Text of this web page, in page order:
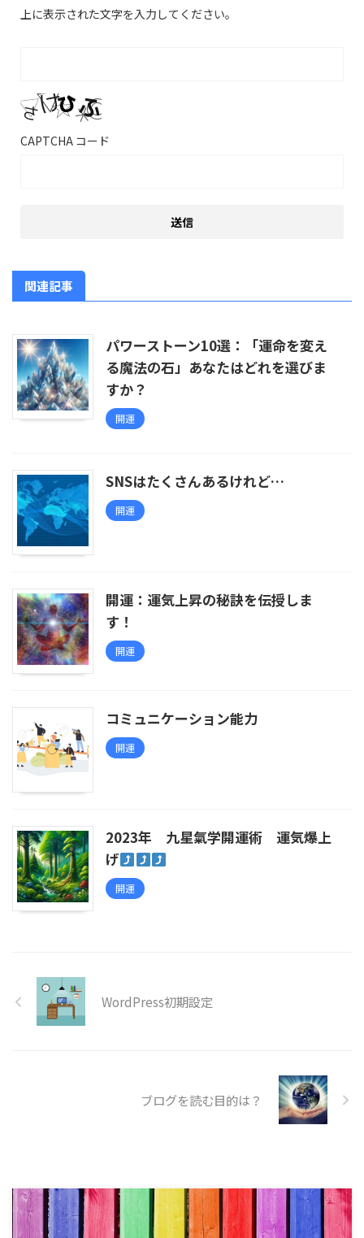
上に表示された文字を入力してください。
CAPTCHA コード
関連記事
パワーストーン10選：「運命を変え
る魔法の石」あなたはどれを選びま
すか？
開運
SNSはたくさんあるけれど…
開運
開運：運気上昇の秘訣を伝授しま
す！
開運
コミュニケーション能力
開運
2023年 九星氣学開運術 運気爆上
げ
開運
WordPress初期設定
ブログを読む目的は？